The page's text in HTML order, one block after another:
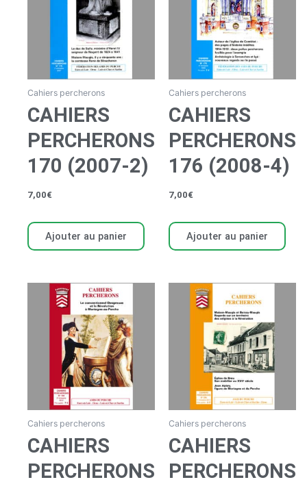
Cahiers percherons
CAHIERS
PERCHERONS
170 (2007-2)
7,00€
Ajouter au panier
Cahiers percherons
CAHIERS
PERCHERONS
176 (2008-4)
7,00€
Ajouter au panier
Cahiers percherons
CAHIERS
PERCHERONS
Cahiers percherons
CAHIERS
PERCHERONS